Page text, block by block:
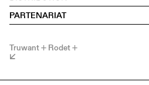
PARTENARIAT
Truwant + Rodet +